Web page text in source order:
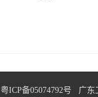
粤ICP备05074792号 广